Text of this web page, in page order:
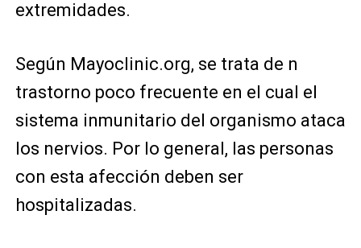
extremidades.
Según Mayoclinic.org, se trata de n
trastorno poco frecuente en el cual el
sistema inmunitario del organismo ataca
los nervios. Por lo general, las personas
con esta afección deben ser
hospitalizadas.